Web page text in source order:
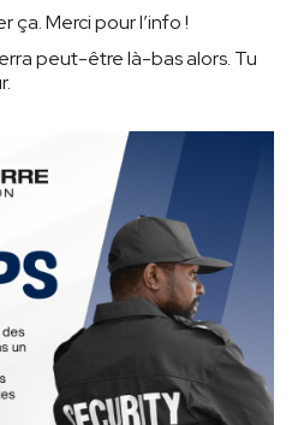
ça. Merci pour l’info !
peut-être là-bas alors. Tu